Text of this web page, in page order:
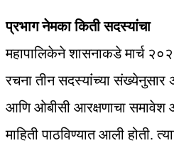
प्रभाग नेमका किती सदस्यांचा
महापालिकेने शासनाकडे मार्च
रचना तीन सदस्यांंच्या संख्येनुसार
आणि ओबीसी आरक्षणाचा समावेश
माहिती पाठविण्यात आली होती.